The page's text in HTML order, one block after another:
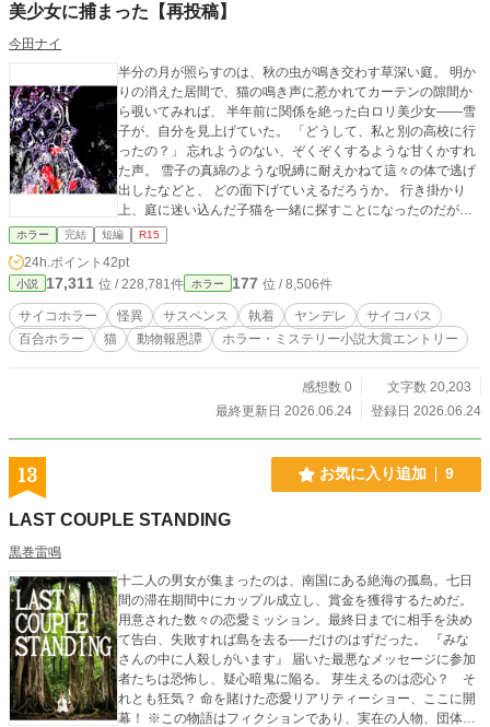
美少女に捕まった【再投稿】
今田ナイ
半分の月が照らすのは、秋の虫が鳴き交わす草深い庭。 明か
りの消えた居間で、猫の鳴き声に惹かれてカーテンの隙間か
ら覗いてみれば、 半年前に関係を絶った白ロリ美少女――雪
子が、自分を見上げていた。 「どうして、私と別の高校に行
ったの？」 忘れようのない、ぞくぞくするような甘くかすれ
た声。 雪子の真綿のような呪縛に耐えかねて這々の体で逃げ
出したなどと、 どの面下げていえるだろうか。 行き掛かり
上、庭に迷い込んだ子猫を一緒に探すことになったのだが―
― 今しも捕らえられようとしているのは、 猫か、自分――司
（つかさ）か。 ※一度、女性向けで投稿しましたが大爆死。
どうやら男性向けの作品（百合ホラー）のようなのでジャン
ルを選択し直し再投稿する運びになりました。 ※本文に変更
はありません。以前お読み頂いた方、誠にありがとうござい
ました。(-人-) 旧題【絶縁したはずの白ロリ美少女の元同級生
に襲われたんだけど、いま草深い庭で迷い猫を探している最
表現や性的な仄めかしがある話には＊を付けてあります。宜
しくご検討ください。 ※毎年ホラー・ミステリー小説大賞に
40枚（16000字）2009/10 PNイマダ名義 ※某小説投稿サイ
載しています。
ホラー 完結 短編 R15
24h.ポイント 42pt
小説 17,311 位 / 228,781件 ホラー 177 位 / 8,506件
サイコホラー 怪異 サスペンス 執着 ヤンデレ
サイコパス
百合ホラー
猫 動物報恩譚 ホラー・ミステリー小説大賞エントリー
感想数 0
文字数 20,203
最終更新日 2026.06.24
登録日 2026.06.24
13 お気に入り追加 9
LAST COUPLE STANDING
黒巻雷鳴
十二人の男女が集まったのは、南国にある絶海の孤島。七日
間の滞在期間中にカップル成立し、賞金を獲得するためだ。
用意された数々の恋愛ミッション。最終日までに相手を決め
て告白、失敗すれば島を去る──だけのはずだった。 『みな
さんの中に人殺しがいます』 届いた最悪なメッセージに参加
者たちは恐怖し、疑心暗鬼に陥る。 芽生えるのは恋心？ そ
れとも狂気？ 命を賭けた恋愛リアリティーショー、ここに開
幕！ ※この物語はフィクションであり、実在の人物、団体、